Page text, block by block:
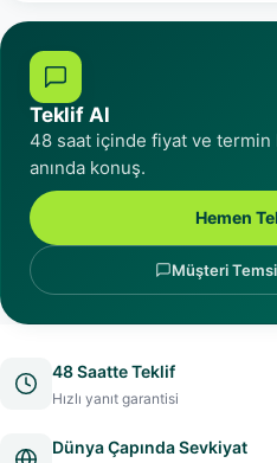
Teklif Al
48 saat içinde fiyat ve
anında konuş.
Hemen
Müşteri
48 Saatte Teklif
Hızlı yanıt garantisi
Dünya Çapında Sevkiyat